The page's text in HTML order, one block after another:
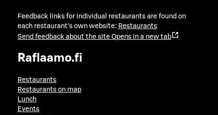
Feedback links for individual restaurants are found on
each restaurant's own website: Restaurants
Send feedback about the site Opens in a new tab
Raflaamo.fi
Restaurants
Restaurants on map
Lunch
Events